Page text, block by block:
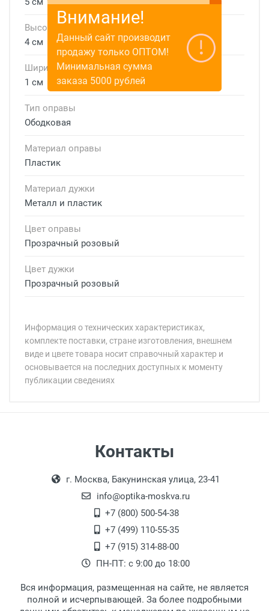
Высота линзы
4 см
Ширина мостика
1 см
Тип оправы
Ободковая
Материал оправы
Пластик
Материал дужки
Металл и пластик
Цвет оправы
Прозрачный розовый
Цвет дужки
Прозрачный розовый
Информация о технических характеристиках,
комплекте поставки, стране изготовления, внешнем
виде и цвете товара носит справочный характер и
основывается на последних доступных к моменту
публикации сведениях
Самовывоз.
Оплата товара производится
наличными непосредственно на пункте
выдачи товара.
Перечисление средств на расчетный счет.
18:00, по субботам с 11:00 до 15:00, в
офисе по адресу: г. Москва,
Переведеновский переулок 17, корпус 1,
второй этаж, тел. +7 (499) 110-55-35.
После того, как заказ поступает в пункт
выдачи, наш менеджер связывается с
клиентом и оповещает о поступлении
Для получения товара при себе
Контакты
г. Москва, Бакунинская улица, 23-41
info@optika-moskva.ru
+7 (800) 500-54-38
+7 (499) 110-55-35
+7 (915) 314-88-00
ПН-ПТ: с 9:00 до 18:00
Вся информация, размещенная на сайте, не является
полной и исчерпывающей. За более подробными
Внимание!
Данный сайт производит
продажу только ОПТОМ!
Минимальная сумма
заказа 5000 рублей